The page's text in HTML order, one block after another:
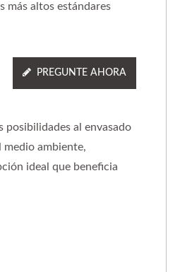
más altos estándares
PREGUNTE AHORA
posibilidades al envasado
medio ambiente,
ideal que beneficia